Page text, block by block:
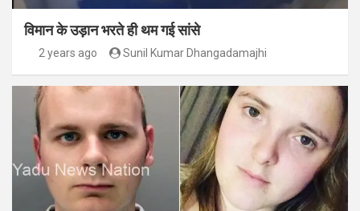
विमान के उड़ान भरते ही थम गई सांसे
2 years ago Sunil Kumar Dhangadamajhi